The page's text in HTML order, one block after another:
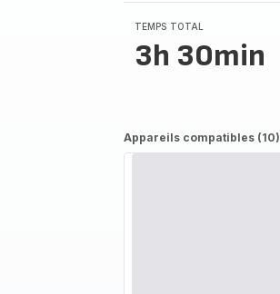
TEMPS TOTAL
3h 30min
Appareils compatibles (10)